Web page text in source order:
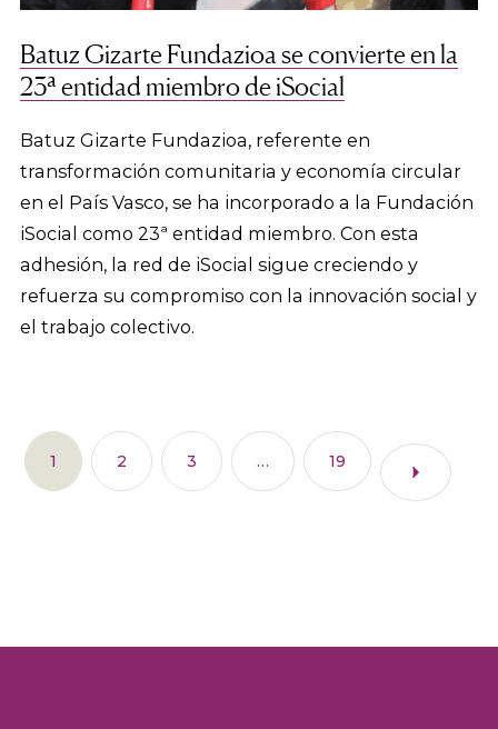
Batuz Gizarte Fundazioa se convierte en la
23ª entidad miembro de iSocial
Batuz Gizarte Fundazioa, referente en
transformación comunitaria y economía circular
en el País Vasco, se ha incorporado a la Fundación
iSocial como 23ª entidad miembro. Con esta
adhesión, la red de iSocial sigue creciendo y
refuerza su compromiso con la innovación social y
el trabajo colectivo.
1 2 3 … 19